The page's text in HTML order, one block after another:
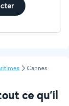
Cannes
ce qu’il